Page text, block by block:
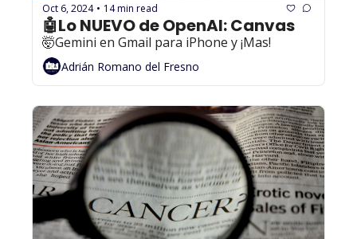
Oct 6, 2024 • 14 min read
🤖Lo NUEVO de OpenAI: Canvas
🤯Gemini en Gmail para iPhone y ¡Mas!
Adrián Romano del Fresno